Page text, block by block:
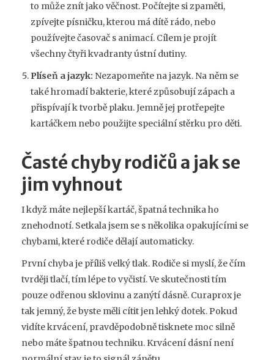
to může znít jako věčnost. Počítejte si zpaměti,
zpívejte písničku, kterou má dítě rádo, nebo
používejte časovač s animací. Cílem je projít
všechny čtyři kvadranty ústní dutiny.
Plíseň a jazyk: Nezapomeňte na jazyk. Na něm se
také hromadí bakterie, které způsobují zápach a
přispívají k tvorbě plaku. Jemně jej protřepejte
kartáčkem nebo použijte speciální stěrku pro děti.
Časté chyby rodičů a jak se
jim vyhnout
I když máte nejlepší kartáč, špatná technika ho
znehodnotí. Setkala jsem se s několika opakujícími se
chybami, které rodiče dělají automaticky.
První chyba je příliš velký tlak. Rodiče si myslí, že čím
tvrději tlačí, tím lépe to vyčistí. Ve skutečnosti tím
pouze odřenou sklovinu a zanýtí dásně. Curaprox je
tak jemný, že byste měli cítit jen lehký dotek. Pokud
vidíte krvácení, pravděpodobně tisknete moc silně
nebo máte špatnou techniku. Krvácení dásní není